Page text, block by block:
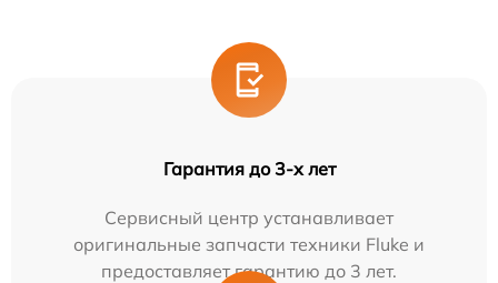
Гарантия до 3-х лет
Сервисный центр устанавливает
оригинальные запчасти техники Fluke и
предоставляет гарантию до 3 лет.